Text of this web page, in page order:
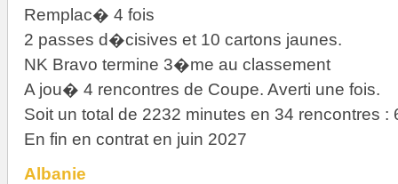
Remplac� 4 fois
2 passes d�cisives et 10 cartons jaunes.
NK Bravo termine 3�me au classement
A jou� 4 rencontres de Coupe. Averti une fois.
Soit un total de 2232 minutes en 34 rencontres :
En fin en contrat en juin 2027
Albanie